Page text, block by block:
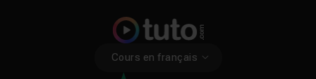
Cours en français